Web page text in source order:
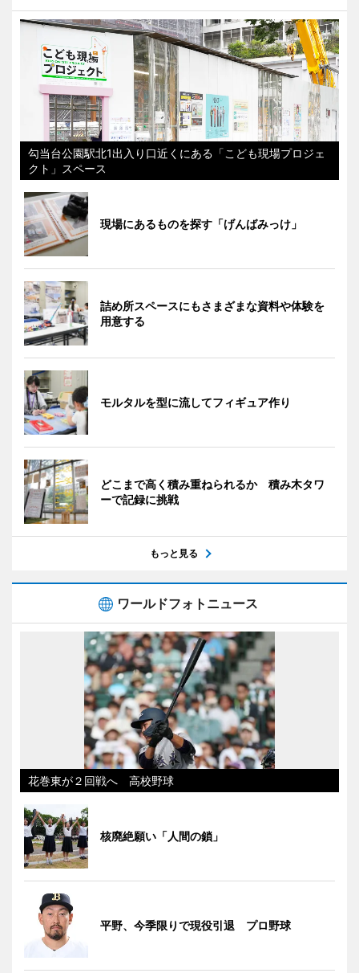
勾当台公園駅北1出入り口近くにある「こども現場プロジェ
クト」スペース
現場にあるものを探す「げんばみっけ」
詰め所スペースにもさまざまな資料や体験を
用意する
モルタルを型に流してフィギュア作り
どこまで高く積み重ねられるか 積み木タワ
ーで記録に挑戦
もっと見る
ワールドフォトニュース
花巻東が２回戦へ 高校野球
核廃絶願い「人間の鎖」
平野、今季限りで現役引退 プロ野球